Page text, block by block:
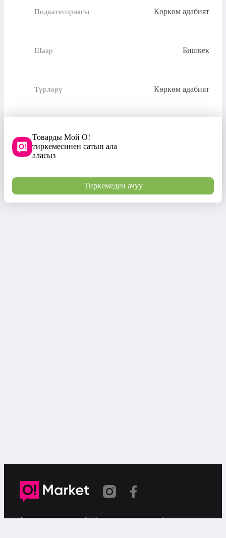
Подкатегориясы Көркөм адабият
Шаар Бишкек
Түрлөрү Көркөм адабият
Товарды Мой О!
тиркемесинен сатып ала
аласыз
Тиркемеден ачуу